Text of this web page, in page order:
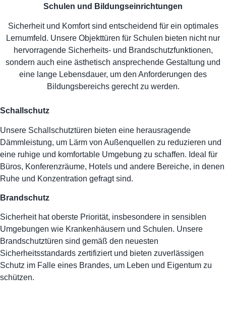
Schulen und Bildungseinrichtungen
Sicherheit und Komfort sind entscheidend für ein optimales
Lernumfeld. Unsere Objekttüren für Schulen bieten nicht nur
hervorragende Sicherheits- und Brandschutzfunktionen,
sondern auch eine ästhetisch ansprechende Gestaltung und
eine lange Lebensdauer, um den Anforderungen des
Bildungsbereichs gerecht zu werden.
Schallschutz
Unsere Schallschutztüren bieten eine herausragende
Dämmleistung, um Lärm von Außenquellen zu reduzieren und
eine ruhige und komfortable Umgebung zu schaffen. Ideal für
Büros, Konferenzräume, Hotels und andere Bereiche, in denen
Ruhe und Konzentration gefragt sind.
Brandschutz
Sicherheit hat oberste Priorität, insbesondere in sensiblen
Umgebungen wie Krankenhäusern und Schulen. Unsere
Brandschutztüren sind gemäß den neuesten
Sicherheitsstandards zertifiziert und bieten zuverlässigen
Schutz im Falle eines Brandes, um Leben und Eigentum zu
schützen.